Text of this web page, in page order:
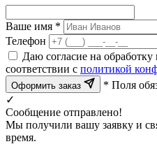
Ваше имя *
Телефон
Даю согласие на
соответствии с политикой
Оформить заказ
* Поля
✓
Сообщение отправлено!
Мы получили вашу заявку и
время.